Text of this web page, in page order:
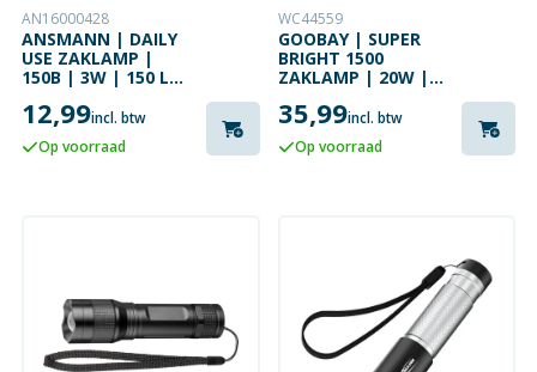
AN16000428
ANSMANN | DAILY
USE ZAKLAMP |
150B | 3W | 150 LM
12,99incl. btw
Op voorraad
WC44559
GOOBAY | SUPER
BRIGHT 1500
ZAKLAMP | 20W |
LICHTSTANDEN
35,99incl. btw
Op voorraad